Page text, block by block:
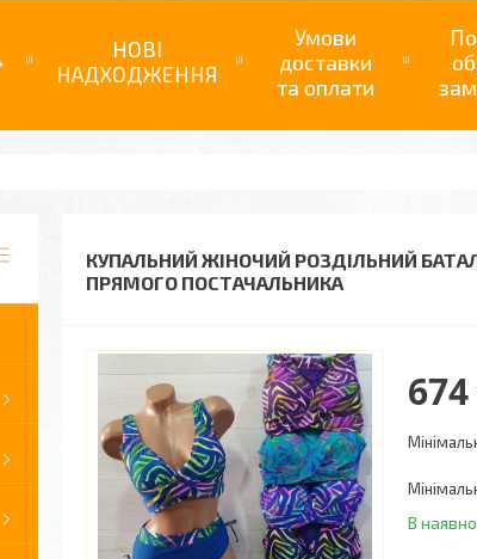
НОВІ
НАДХОДЖЕННЯ
Умови
доставки
та оплати
КУПАЛЬНИЙ ЖІНОЧИЙ РОЗДІЛЬНИЙ
ПРЯМОГО ПОСТАЧАЛЬНИКА
В